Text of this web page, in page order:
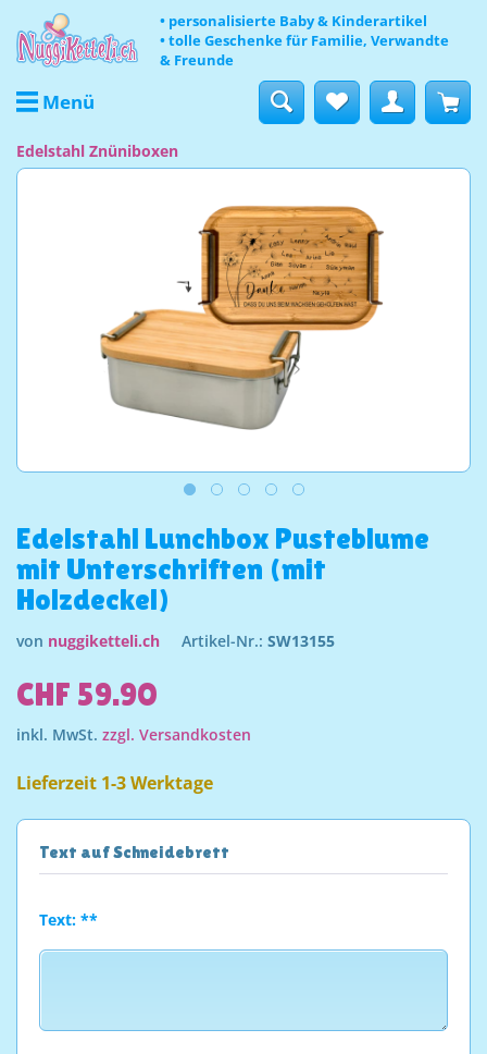
• personalisierte Baby & Kinderartikel
• tolle Geschenke für Familie, Verwandte
& Freunde
Menü
Edelstahl Znüniboxen
Edelstahl Lunchbox Pusteblume
mit Unterschriften (mit
Holzdeckel)
von nuggiketteli.ch Artikel-Nr.: SW13155
CHF 59.90
inkl. MwSt. zzgl. Versandkosten
Lieferzeit 1-3 Werktage
Text auf Schneidebrett
Text: **